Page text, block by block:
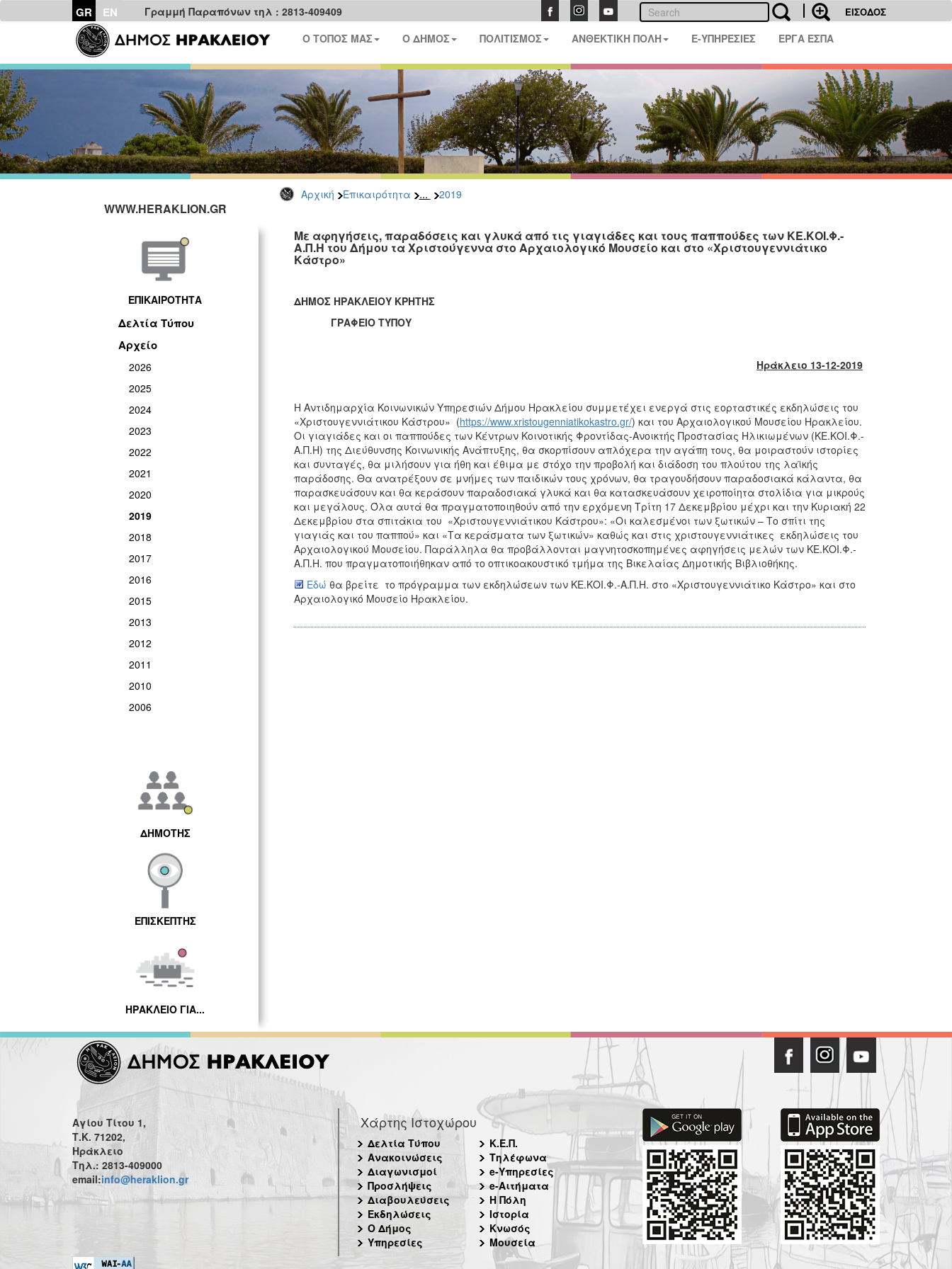
GR EN Γραμμή Παραπόνων τηλ : 2813-409409 ΕΙΣΟΔΟΣ
Ο ΤΟΠΟΣ ΜΑΣ Ο ΔΗΜΟΣ ΠΟΛΙΤΙΣΜΟΣ ΑΝΘΕΚΤΙΚΗ ΠΟΛΗ E-ΥΠΗΡΕΣΙΕΣ ΕΡΓΑ ΕΣΠΑ
Αρχική Επικαιρότητα ... 2019
WWW.HERAKLION.GR
ΕΠΙΚΑΙΡΟΤΗΤΑ
Δελτία Τύπου
Αρχείο
2026
2025
2024
2023
2022
2021
2020
2019
2018
2017
2016
2015
2013
2012
2011
2010
2006
ΔΗΜΟΤΗΣ
ΕΠΙΣΚΕΠΤΗΣ
ΗΡΑΚΛΕΙΟ ΓΙΑ...
Με αφηγήσεις, παραδόσεις και γλυκά από τις γιαγιάδες και τους παππούδες των ΚΕ.ΚΟΙ.Φ.-
Α.Π.Η του Δήμου τα Χριστούγεννα στο Αρχαιολογικό Μουσείο και στο «Χριστουγεννιάτικο
Κάστρο»
ΔΗΜΟΣ ΗΡΑΚΛΕΙΟΥ ΚΡΗΤΗΣ
ΓΡΑΦΕΙΟ ΤΥΠΟΥ
Ηράκλειο 13-12-2019
Η Αντιδημαρχία Κοινωνικών Υπηρεσιών Δήμου Ηρακλείου συμμετέχει ενεργά στις εορταστικές εκδηλώσεις του
«Χριστουγεννιάτικου Κάστρου» (https://www.xristougenniatikokastro.gr/) και του Αρχαιολογικού Μουσείου Ηρακλείου.
Οι γιαγιάδες και οι παππούδες των Κέντρων Κοινοτικής Φροντίδας-Ανοικτής Προστασίας Ηλικιωμένων (ΚΕ.ΚΟΙ.Φ.-
Α.Π.Η) της Διεύθυνσης Κοινωνικής Ανάπτυξης, θα σκορπίσουν απλόχερα την αγάπη τους, θα μοιραστούν ιστορίες
και συνταγές, θα μιλήσουν για ήθη και έθιμα με στόχο την προβολή και διάδοση του πλούτου της λαϊκής
παράδοσης. Θα ανατρέξουν σε μνήμες των παιδικών τους χρόνων, θα τραγουδήσουν παραδοσιακά κάλαντα, θα
παρασκευάσουν και θα κεράσουν παραδοσιακά γλυκά και θα κατασκευάσουν χειροποίητα στολίδια για μικρούς
και μεγάλους. Όλα αυτά θα πραγματοποιηθούν από την ερχόμενη Τρίτη 17 Δεκεμβρίου μέχρι και την Κυριακή 22
Δεκεμβρίου στα σπιτάκια του «Χριστουγεννιάτικου Κάστρου»: «Οι καλεσμένοι των ξωτικών – Το σπίτι της
γιαγιάς και του παππού» και «Τα κεράσματα των ξωτικών» καθώς και στις χριστουγεννιάτικες εκδηλώσεις του
Αρχαιολογικού Μουσείου. Παράλληλα θα προβάλλονται μαγνητοσκοπημένες αφηγήσεις μελών των ΚΕ.ΚΟΙ.Φ.-
Α.Π.Η. που πραγματοποιήθηκαν από το οπτικοακουστικό τμήμα της Βικελαίας Δημοτικής Βιβλιοθήκης.
Εδώ θα βρείτε το πρόγραμμα των εκδηλώσεων των ΚΕ.ΚΟΙ.Φ.-Α.Π.Η. στο «Χριστουγεννιάτικο Κάστρο» και στο
Αρχαιολογικό Μουσείο Ηρακλείου.
Αγίου Τίτου 1,
Τ.Κ. 71202,
Ηράκλειο
Τηλ.: 2813-409000
email:info@heraklion.gr
Χάρτης Ιστοχώρου
Δελτία Τύπου
Ανακοινώσεις
Διαγωνισμοί
Προσλήψεις
Διαβουλεύσεις
Εκδηλώσεις
Ο Δήμος
Υπηρεσίες
Κ.Ε.Π.
Τηλέφωνα
e-Υπηρεσίες
e-Αιτήματα
Η Πόλη
Ιστορία
Κνωσός
Μουσεία